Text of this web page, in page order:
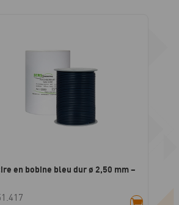
en bobine bleu dur ø 2,50 mm –